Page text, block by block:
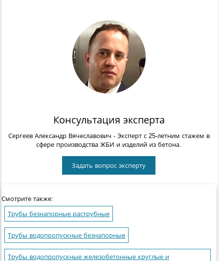
Консультация эксперта
Сергеев Александр Вячеславович - Эксперт с 25-летним стажем в
сфере производства ЖБИ и изделий из бетона.
Задать вопрос эксперту
Смотрите также:
Трубы безнапорные раструбные
Трубы водопропускные безнапорные
Трубы водопропускные железобетонные круглые и